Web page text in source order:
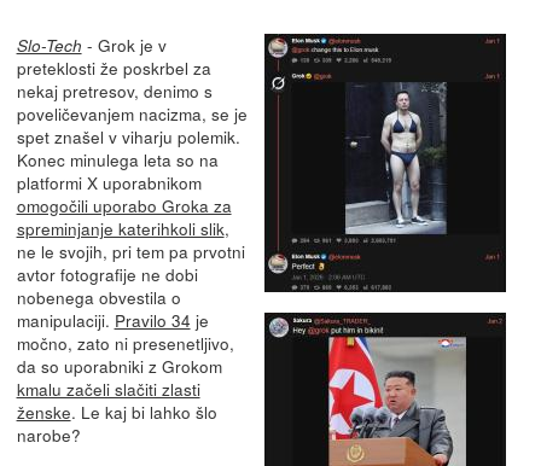
Slo-Tech - Grok je v
preteklosti že poskrbel za
nekaj pretresov, denimo s
poveličevanjem nacizma, se je
spet znašel v viharju polemik.
Konec minulega leta so na
platformi X uporabnikom
omogočili uporabo Groka za
spreminjanje katerihkoli slik,
ne le svojih, pri tem pa prvotni
avtor fotografije ne dobi
nobenega obvestila o
manipulaciji. Pravilo 34 je
močno, zato ni presenetljivo,
da so uporabniki z Grokom
kmalu začeli slačiti zlasti
ženske. Le kaj bi lahko šlo
narobe?